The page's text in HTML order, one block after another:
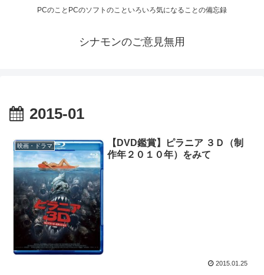
PCのことPCのソフトのこといろいろ気になることの備忘録
シナモンのご意見無用
2015-01
映画・ドラマ
【DVD鑑賞】ピラニア ３Ｄ（制
作年２０１０年）をみて
2015.01.25